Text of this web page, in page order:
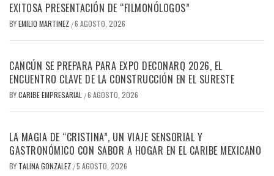
EXITOSA PRESENTACIÓN DE “FILMONÓLOGOS”
BYEMILIO MARTINEZ /6 AGOSTO, 2026
CANCÚN SE PREPARA PARA EXPO DECONARQ 2026, EL
ENCUENTRO CLAVE DE LA CONSTRUCCIÓN EN EL SURESTE
BYCARIBE EMPRESARIAL /6 AGOSTO, 2026
LA MAGIA DE “CRISTINA”, UN VIAJE SENSORIAL Y
GASTRONÓMICO CON SABOR A HOGAR EN EL CARIBE MEXICANO
BY TALINA GONZALEZ /5 AGOSTO, 2026